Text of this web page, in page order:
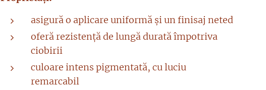
asigură o aplicare uniformă și un finisaj neted
oferă rezistență de lungă durată împotriva
ciobirii
culoare intens pigmentată, cu luciu
remarcabil